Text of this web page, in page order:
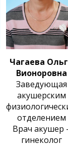
Чагаева
Вионоровна
Заведующая
акушерским
отделением
Врач акушер
гинеколог